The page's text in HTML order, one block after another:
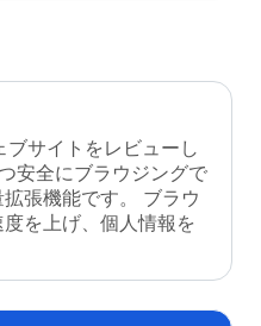
サイトをレビューし
安全にブラウジングで
張機能です。 ブラウ
を上げ、個人情報を